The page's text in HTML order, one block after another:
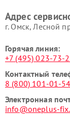
Адрес
г. Омск, ​Лесной
Горячая линия:
+7 (495) 023-73-
Контактный
8 (800) 101-01-54
Электронная
info@oneplus-